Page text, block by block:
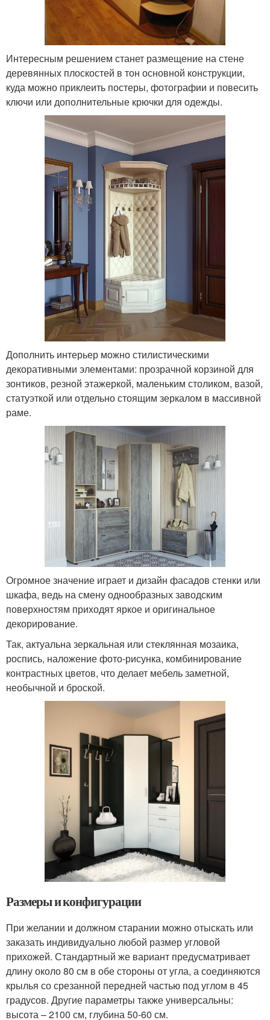
Интересным решением станет размещение на стене
деревянных плоскостей в тон основной конструкции,
куда можно приклеить постеры, фотографии и повесить
ключи или дополнительные крючки для одежды.
Дополнить интерьер можно стилистическими
декоративными элементами: прозрачной корзиной для
зонтиков, резной этажеркой, маленьким столиком, вазой,
статуэткой или отдельно стоящим зеркалом в массивной
раме.
Огромное значение играет и дизайн фасадов стенки или
шкафа, ведь на смену однообразных заводским
поверхностям приходят яркое и оригинальное
декорирование.
Так, актуальна зеркальная или стеклянная мозаика,
роспись, наложение фото-рисунка, комбинирование
контрастных цветов, что делает мебель заметной,
необычной и броской.
Размеры и конфигурации
При желании и должном старании можно отыскать или
заказать индивидуально любой размер угловой
прихожей. Стандартный же вариант предусматривает
длину около 80 см в обе стороны от угла, а соединяются
крылья со срезанной передней частью под углом в 45
градусов. Другие параметры также универсальны:
высота – 2100 см, глубина 50-60 см.